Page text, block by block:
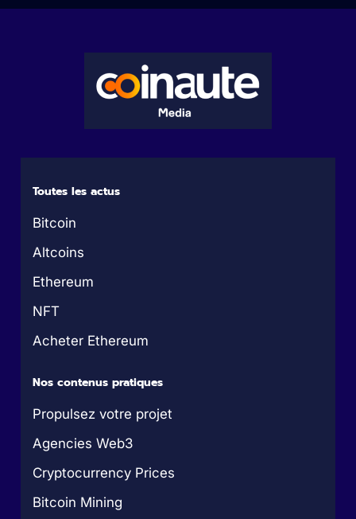
Toutes les actus
Bitcoin
Altcoins
Ethereum
NFT
Acheter Ethereum
Nos contenus pratiques
Propulsez votre projet
Agencies Web3
Cryptocurrency Prices
Bitcoin Mining